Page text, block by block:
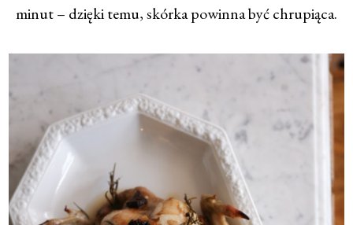
minut – dzięki temu, skórka powinna być chrupiąca.